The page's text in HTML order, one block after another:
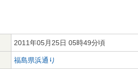
2011年05月25日 05時49分頃
福島県浜通り